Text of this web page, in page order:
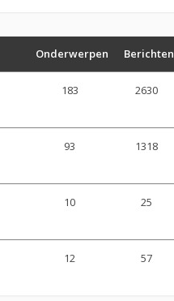
Onderwerpen Berichten
183 2630
93 1318
10 25
12 57